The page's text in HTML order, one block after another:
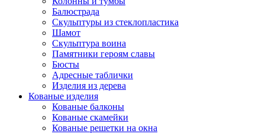
Балюстрада
Скульптуры из стеклопластика
Шамот
Скульптура воина
Памятники героям славы
Бюсты
Адресные таблички
Изделия из дерева
Кованые изделия
Кованые балконы
Кованые скамейки
Кованые решетки на окна